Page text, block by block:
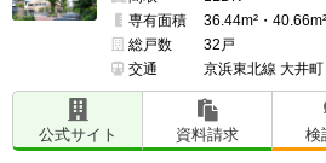
専有面積
36.44m²・40.66m²
総戸数
32戸
交通
京浜東北線 大井
公式サイト 資料請求 検